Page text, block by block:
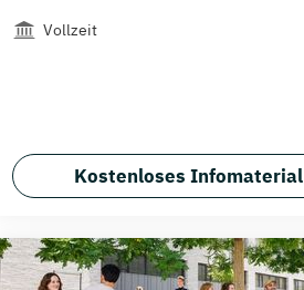
Vollzeit
Kostenloses Infomaterial